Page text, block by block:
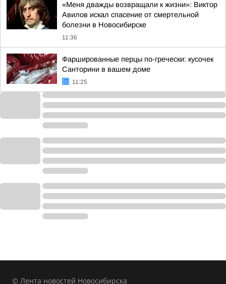
«Меня дважды возвращали к жизни»: Виктор
Авилов искал спасение от смертельной
болезни в Новосибирске
11:36
Фаршированные перцы по-гречески: кусочек
Санторини в вашем доме
11:25
© Лента новостей Новосибирска